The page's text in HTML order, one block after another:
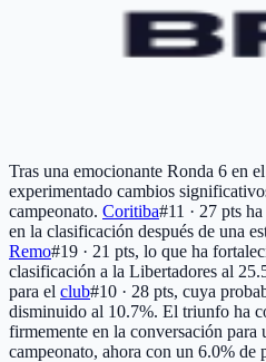
Tras una emocionante Ronda 6 en
experimentado cambios
campeonato. Coritiba#11 · 27 pts
en la clasificación después de una
Remo#19 · 21 pts, lo que ha
clasificación a la Libertadores al
para el club#10 · 28 pts, cuya
disminuido al 10.7%. El triunfo ha
firmemente en la conversación para
campeonato, ahora con un 6.0% de